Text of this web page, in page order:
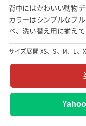
背中にはかわいい動物
カラーはシンプルなブ
べ、洗い替え用に揃え
サイズ展開 XS、S、M、L、